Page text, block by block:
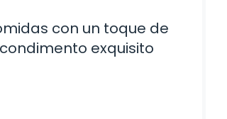
con un toque de
exquisito